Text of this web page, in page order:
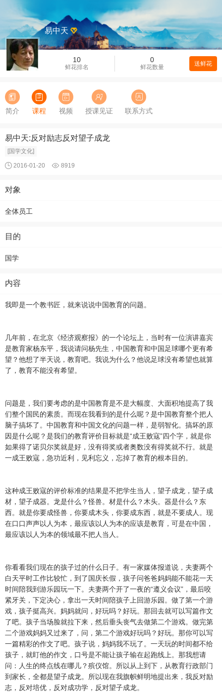
10
鲜花排名
0
鲜花数量 送鲜花
易中天
简介 课程 视频 授课见证 联系方式
易中天:反对励志反对望子成龙
[国学文化]
2016-01-20 8919
对象
全体员工
目的
国学
内容
我即是一个教书匠，就来说说中国教育的问题。
几年前，在北京《经济观察报》的一个论坛上，当时有一位演讲嘉宾
是教育家杨东平，我说请问杨先生，中国教育和中国足球哪个更有希
望？他想了半天说，教育吧。我说为什么？他说足球没有希望也就算
了，教育不能没有希望。
问题是，我们要考虑的是中国教育是不是大幅度、大面积地提高了我
们整个国民的素质。而现在我看到的是什么呢？是中国教育整个把人
脑子搞坏了。中国教育和中国文化的问题一样，是弱智化。搞坏的原
因是什么呢？是我们的教育评价目标就是“成王败寇”四个字，就是你
如果得了诺贝尔奖就是好，没有得奖或者奥数没有得奖就不行。就是
一成王败寇，急功近利，见利忘义，忘掉了教育的根本目的。
这种成王败寇的评价标准的结果是不把学生当人，望子成龙，望子成
材，望子成器。龙是什么？怪兽。材是什么？木头。器是什么？东
西。就是你要成怪兽，你要成木头，你要成东西，就是不要成人。现
在口口声声以人为本，最应该以人为本的应该是教育，可是在中国，
最应该以人为本的领域最不把人当人。
你看看我们现在的孩子过的什么日子。有一家媒体报道说，夫妻两个
白天平时工作比较忙，到了国庆长假，孩子问爸爸妈妈能不能花一天
时间陪我到游乐园玩一下。夫妻两个开了一夜的“遵义会议”，最后咬
紧牙关，下定决心，拿出一天时间陪孩子上回游乐园。做了第一个游
戏，孩子挺高兴。妈妈就问，好玩吗？好玩。那回去就可以写篇作文
了吧。孩子当场脸就拉下来，然后垂头丧气去做第二个游戏。做完第
二个游戏妈妈又过来了，问，第二个游戏好玩吗？好玩。那你可以写
一篇精彩的作文了吧。孩子说，妈妈我不玩了。一天玩的时间都不给
孩子，就盯他的作文，口号是不能让孩子输在起跑线上。那我想请
问：人生的终点线在哪儿？殡仪馆。所以从上到下，从教育行政部门
到家长，全都是望子成龙。所以现在我旗帜鲜明地提出来，我反对励
志，反对培优，反对成功学，反对望子成龙。